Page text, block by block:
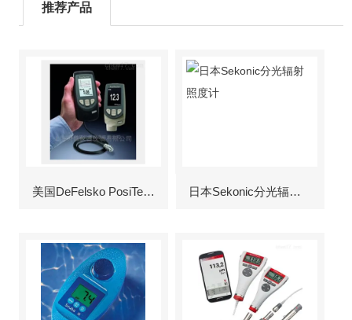
推荐产品
美国DeFelsko PosiTector6000涂层测厚仪 日本Sekonic分光辐射照度计